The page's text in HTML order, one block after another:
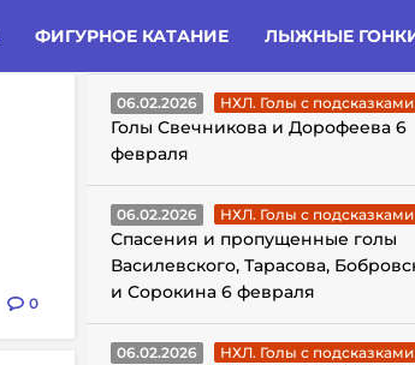
ФИГУРНОЕ КАТАНИЕ ЛЫЖНЫЕ
0
ГОЛЫ С ПОДСКАЗКАМИ
06.02.2026 НХЛ. Голы с подсказками
Голы Свечникова и Дорофеева 6
февраля
06.02.2026 НХЛ. Голы с подсказками
Спасения и пропущенные голы
Василевского, Тарасова,
и Сорокина 6 февраля
06.02.2026 НХЛ. Голы с подсказками